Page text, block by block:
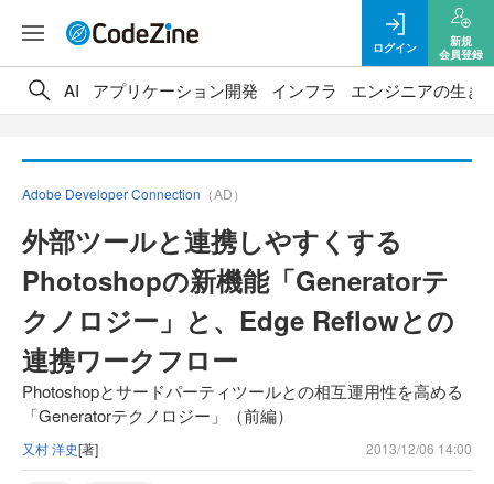
ログイン
新規
会員登録
AI アプリケーション開発 インフラ エンジニアの生き
Adobe Developer Connection （AD）
外部ツールと連携しやすくする
Photoshopの新機能「Generatorテ
クノロジー」と、Edge Reflowとの
連携ワークフロー
Photoshopとサードパーティツールとの相互運用性を高める
「Generatorテクノロジー」（前編）
又村 洋史[著] 2013/12/06 14:00